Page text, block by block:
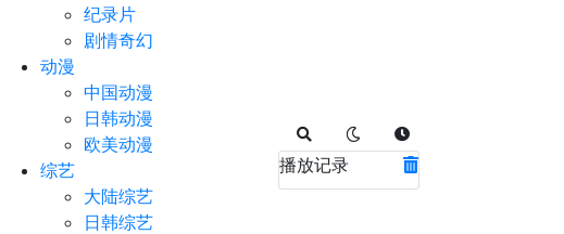
纪录片
剧情奇幻
动漫
中国动漫
日韩动漫
欧美动漫
综艺
大陆综艺
日韩综艺
播放记录